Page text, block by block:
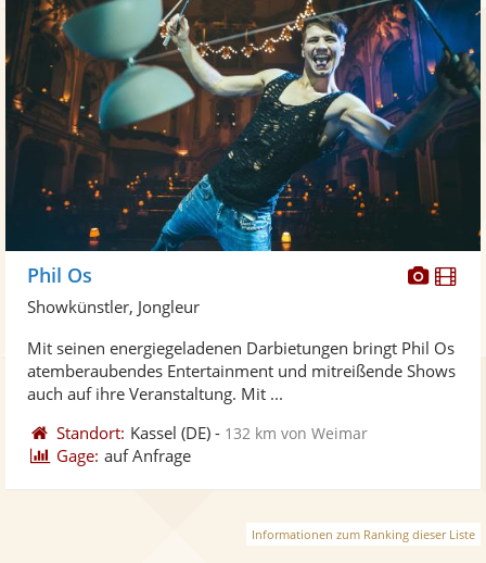
Fotos
Phil Os
Showkünstler, Jongleur
Mit seinen energiegeladenen Darbietungen bringt Phil Os
atemberaubendes Entertainment und mitreißende Shows
auch auf ihre Veranstaltung. Mit ...
Standort: Kassel (DE) - 132 km von Weimar
Gage: auf Anfrage
Informationen zum Ranking dieser Liste